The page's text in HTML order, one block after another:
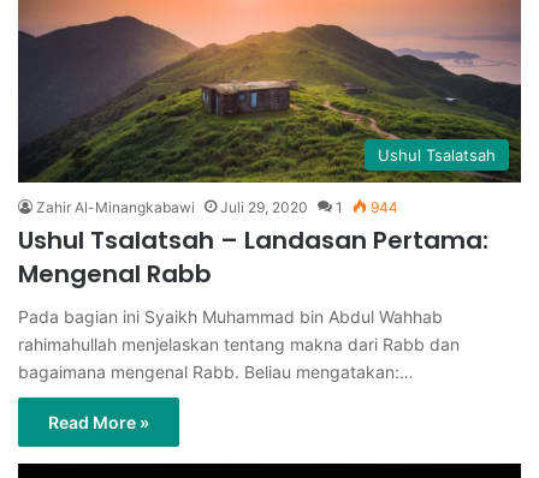
Ushul Tsalatsah
Zahir Al-Minangkabawi Juli 29, 2020 1 944
Ushul Tsalatsah – Landasan Pertama:
Mengenal Rabb
Pada bagian ini Syaikh Muhammad bin Abdul Wahhab
rahimahullah menjelaskan tentang makna dari Rabb dan
bagaimana mengenal Rabb. Beliau mengatakan:…
Read More »